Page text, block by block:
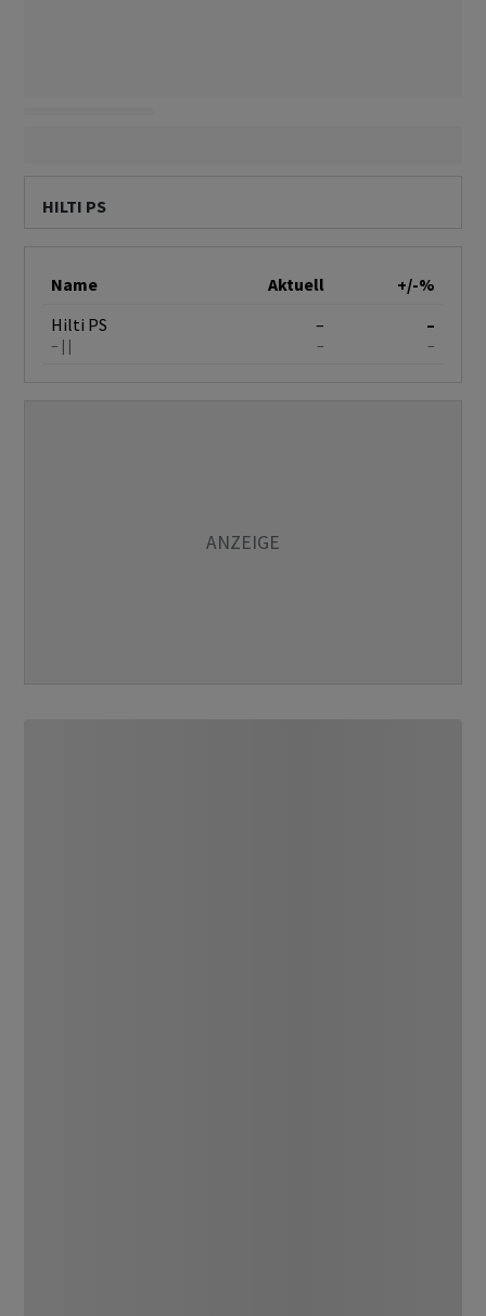
HILTI PS
Name Aktuell
+/-%
Hilti PS
–
–
–
–
–